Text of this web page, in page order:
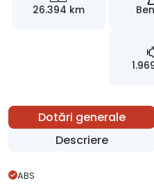
26.394 km
Dotări generale
Descriere
ABS